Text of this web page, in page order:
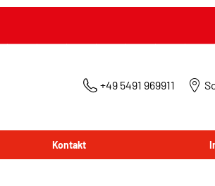
+49 5491 969911
Kontakt